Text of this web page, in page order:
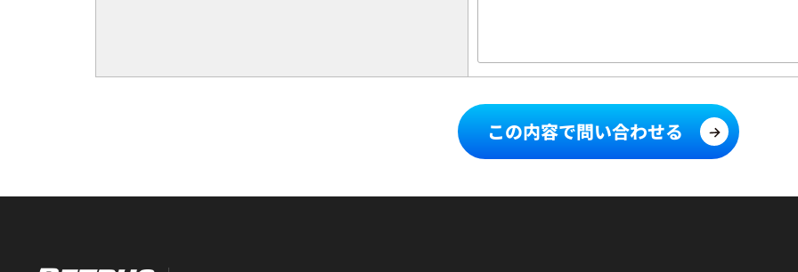
この内容で問い合わせる